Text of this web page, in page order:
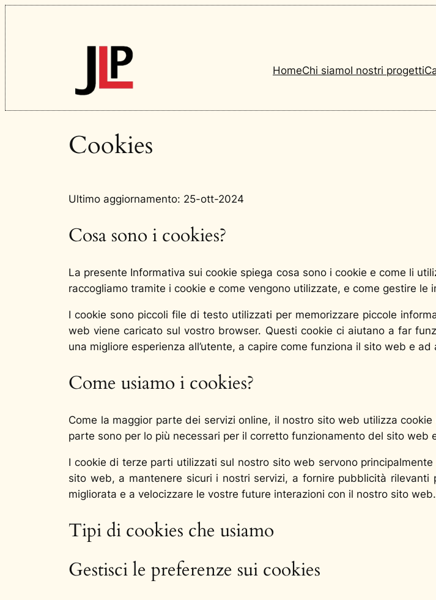
Vai
al
contenuto
HomeChi siamoI nostri progetti
Cookies
Ultimo aggiornamento: 25-ott-2024
Cosa sono i cookies?
La presente Informativa sui cookie spiega cosa sono i cookie e come li
raccogliamo tramite i cookie e come vengono utilizzate, e come gestire le
I cookie sono piccoli file di testo utilizzati per memorizzare piccole
web viene caricato sul vostro browser. Questi cookie ci aiutano a far
una migliore esperienza all’utente, a capire come funziona il sito web e
Come usiamo i cookies?
Come la maggior parte dei servizi online, il nostro sito web utilizza
parte sono per lo più necessari per il corretto funzionamento del sito web
I cookie di terze parti utilizzati sul nostro sito web servono
sito web, a mantenere sicuri i nostri servizi, a fornire pubblicità
migliorata e a velocizzare le vostre future interazioni con il nostro sito web.
Tipi di cookies che usiamo
Gestisci le preferenze sui cookies